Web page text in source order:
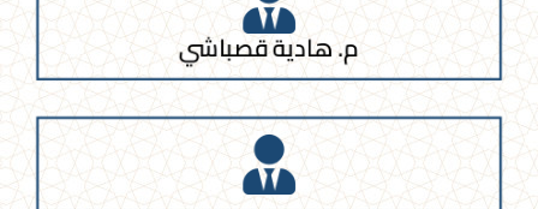
م. هادية قصباشي